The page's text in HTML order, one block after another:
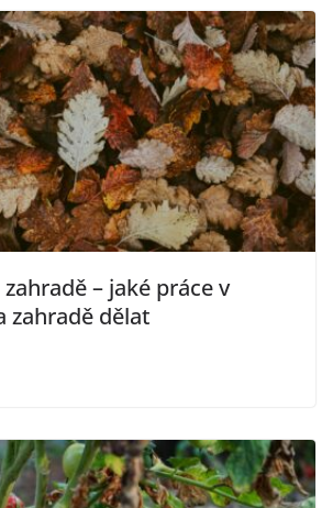
– jaké práce v
zahradě dělat